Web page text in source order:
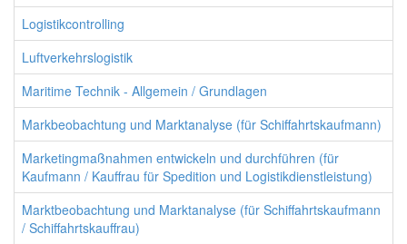
Logistikcontrolling
Luftverkehrslogistik
Maritime Technik - Allgemein / Grundlagen
Markbeobachtung und Marktanalyse (für Schiffahrtskaufmann)
Marketingmaßnahmen entwickeln und durchführen (für
Kaufmann / Kauffrau für Spedition und Logistikdienstleistung)
Marktbeobachtung und Marktanalyse (für Schiffahrtskaufmann
/ Schiffahrtskauffrau)